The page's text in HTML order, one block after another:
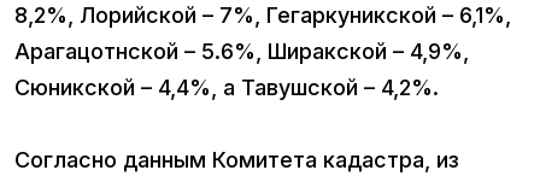
8,2%, Лорийской – 7%, Гегаркуникской – 6,1%,
Арагацотнской – 5.6%, Ширакской – 4,9%,
Сюникской – 4,4%, а Тавушской – 4,2%.
Согласно данным Комитета кадастра, из